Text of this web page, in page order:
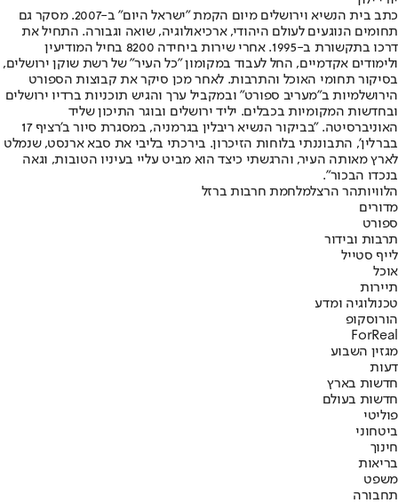
כתב בית הנשיא וירושלים מיום הקמת "ישראל היום" ב-2007. מסקר גם
תחומים הנוגעים לעולם היהודי, ארכיאולוגיה, שואה וגבורה. התחיל את
דרכו בתקשורת ב-1995. אחרי שירות ביחידה 8200 בחיל המודיעין
ולימודים אקדמיים, החל לעבוד במקומון "כל העיר" של רשת שוקן ירושלים,
בסיקור תחומי האוכל והתרבות. לאחר מכן סיקר את קבוצות הספורט
הירושלמיות ב"מעריב ספורט" ובמקביל ערך והגיש תוכניות ברדיו ירושלים
ובחדשות המקומיות בכבלים. יליד ירושלים ובוגר התיכון שליד
האוניברסיטה. "בביקור הנשיא ריבלין בגרמניה, במסגרת סיור ב'רציף 17
בברלין', התבוננתי בלוחות הזיכרון. בירכתי בליבי את סבא ארנסט, שנמלט
לארץ מאותה העיר, והרגשתי כיצד הוא מביט עליי בעיניו הטובות, וגאה
בנכדו הבכור".
הלוויותהר הרצלמלחמת חרבות ברזל
מדורים
ספורט
תרבות ובידור
לייף סטייל
אוכל
תיירות
טכנולוגיה ומדע
הורוסקופ
ForReal
מגזין השבוע
דעות
חדשות בארץ
חדשות בעולם
פוליטי
ביטחוני
חינוך
בריאות
משפט
תחבורה